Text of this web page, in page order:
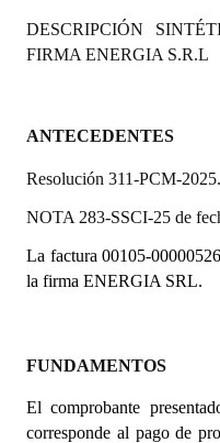
Programas
Constitución Nacional
Constitución Provincial
Carta Orgánica 2007
Organigrama
DOCUMENTOS
DESCRIPCIÓN
FIRMA ENERGIA S.R.L
ANTECEDENTES
Resolución 311-PCM-2025.
NOTA 283-SSCI-25 de
La factura 00105-
la firma ENERGIA SRL.
FUNDAMENTOS
El comprobante
corresponde al pago de